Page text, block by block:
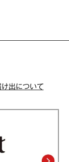
出について